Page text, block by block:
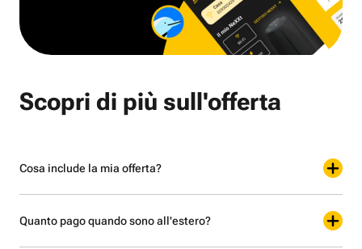
Scopri di più sull'offerta
Cosa include la mia offerta?
Quanto pago quando sono all'estero?